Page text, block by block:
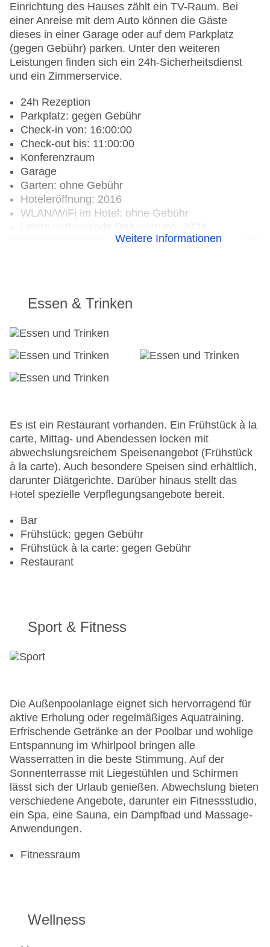
Einrichtung des Hauses zählt ein TV-Raum. Bei
einer Anreise mit dem Auto können die Gäste
dieses in einer Garage oder auf dem Parkplatz
(gegen Gebühr) parken. Unter den weiteren
Leistungen finden sich ein 24h-Sicherheitsdienst
und ein Zimmerservice.
24h Rezeption
Parkplatz: gegen Gebühr
Check-in von: 16:00:00
Check-out bis: 11:00:00
Konferenzraum
Garage
Garten: ohne Gebühr
Hoteleröffnung: 2016
WLAN/WiFi im Hotel: ohne Gebühr
Letzte umfassende Renovierung: 2024
Haustiere auf Anfrage: gegen Gebühr
Zimmerservice
Gesamtanzahl der Stockwerke: 10
Gesamtanzahl der Zimmer: 124
Liegen am Pool, Handtücher
Landeskategorie: 5 Sterne
Weitere Informationen
Essen & Trinken
Es ist ein Restaurant vorhanden. Ein Frühstück à la
carte, Mittag- und Abendessen locken mit
abwechslungsreichem Speisenangebot (Frühstück
à la carte). Auch besondere Speisen sind erhältlich,
darunter Diätgerichte. Darüber hinaus stellt das
Hotel spezielle Verpflegungsangebote bereit.
Bar
Frühstück: gegen Gebühr
Frühstück à la carte: gegen Gebühr
Restaurant
Sport & Fitness
Die Außenpoolanlage eignet sich hervorragend für
aktive Erholung oder regelmäßiges Aquatraining.
Erfrischende Getränke an der Poolbar und wohlige
Entspannung im Whirlpool bringen alle
Wasserratten in die beste Stimmung. Auf der
Sonnenterrasse mit Liegestühlen und Schirmen
lässt sich der Urlaub genießen. Abwechslung bieten
verschiedene Angebote, darunter ein Fitnessstudio,
ein Spa, eine Sauna, ein Dampfbad und Massage-
Anwendungen.
Fitnessraum
Wellness